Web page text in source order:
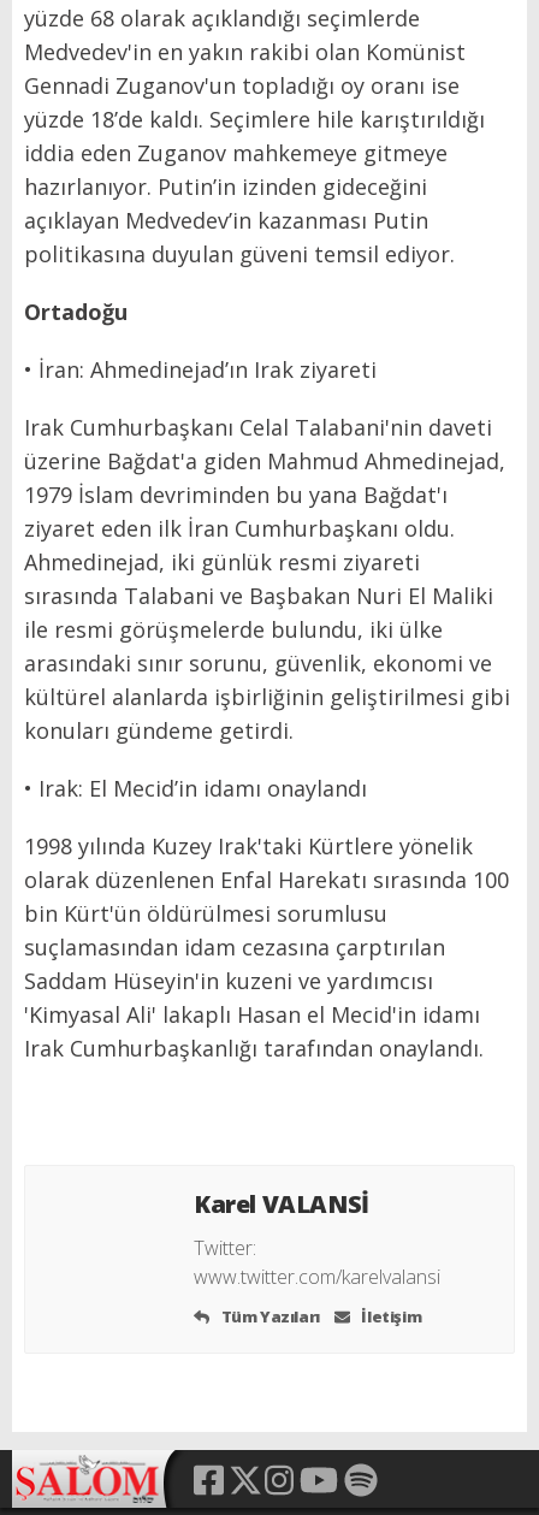
yüzde 68 olarak açıklandığı seçimlerde
Medvedev'in en yakın rakibi olan Komünist
Gennadi Zuganov'un topladığı oy oranı ise
yüzde 18’de kaldı. Seçimlere hile karıştırıldığı
iddia eden Zuganov mahkemeye gitmeye
hazırlanıyor. Putin’in izinden gideceğini
açıklayan Medvedev’in kazanması Putin
politikasına duyulan güveni temsil ediyor.
Ortadoğu
• İran: Ahmedinejad’ın Irak ziyareti
Irak Cumhurbaşkanı Celal Talabani'nin daveti
üzerine Bağdat'a giden Mahmud Ahmedinejad,
1979 İslam devriminden bu yana Bağdat'ı
ziyaret eden ilk İran Cumhurbaşkanı oldu.
Ahmedinejad, iki günlük resmi ziyareti
sırasında Talabani ve Başbakan Nuri El Maliki
ile resmi görüşmelerde bulundu, iki ülke
arasındaki sınır sorunu, güvenlik, ekonomi ve
kültürel alanlarda işbirliğinin geliştirilmesi gibi
konuları gündeme getirdi.
• Irak: El Mecid’in idamı onaylandı
1998 yılında Kuzey Irak'taki Kürtlere yönelik
olarak düzenlenen Enfal Harekatı sırasında 100
bin Kürt'ün öldürülmesi sorumlusu
suçlamasından idam cezasına çarptırılan
Saddam Hüseyin'in kuzeni ve yardımcısı
'Kimyasal Ali' lakaplı Hasan el Mecid'in idamı
Irak Cumhurbaşkanlığı tarafından onaylandı.
Karel VALANSİ
Twitter:
www.twitter.com/karelvalansi
Tüm Yazıları İletişim